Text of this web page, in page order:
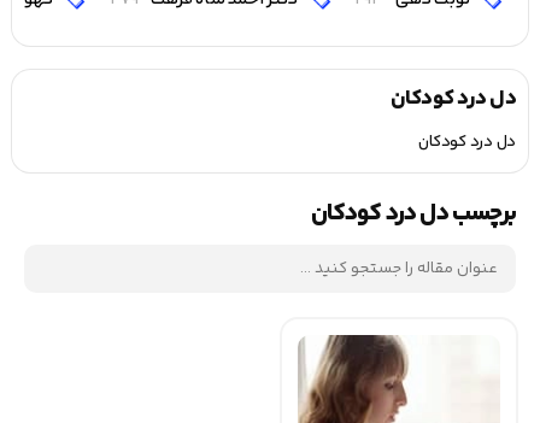
دل درد کودکان
دل درد کودکان
برچسب دل درد کودکان